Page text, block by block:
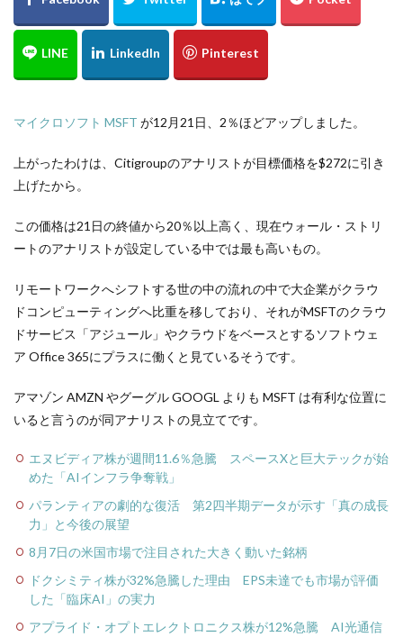
マイクロソフト MSFT が12月21日、2％ほどアップしました。
上がったわけは、Citigroupのアナリストが目標価格を$272に引き
上げたから。
この価格は21日の終値から20％以上高く、現在ウォール・ストリ
ートのアナリストが設定している中では最も高いもの。
リモートワークへシフトする世の中の流れの中で大企業がクラウ
ドコンピューティングへ比重を移しており、それがMSFTのクラウ
ドサービス「アジュール」やクラウドをベースとするソフトウェ
ア Office 365にプラスに働くと見ているそうです。
アマゾン AMZN やグーグル GOOGL よりも MSFT は有利な位置に
いると言うのが同アナリストの見立てです。
エヌビディア株が週間11.6％急騰 スペースXと巨大テックが始
めた「AIインフラ争奪戦」
パランティアの劇的な復活 第2四半期データが示す「真の成長
力」と今後の展望
8月7日の米国市場で注目された大きく動いた銘柄
ドクシミティ株が32%急騰した理由 EPS未達でも市場が評価
した「臨床AI」の実力
アプライド・オプトエレクトロニクス株が12%急騰 AI光通信